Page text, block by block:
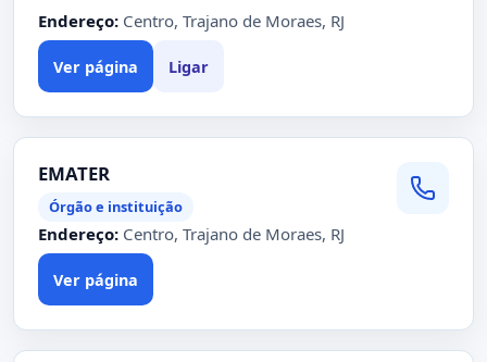
Endereço: Centro, Trajano de Moraes, RJ
Ver página Ligar
EMATER
Órgão e instituição
Endereço: Centro, Trajano de Moraes, RJ
Ver página